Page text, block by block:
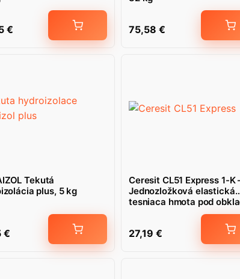
€ 75,58 €
Tekutá
plus, 5 kg
€
Ceresit CL51 Express 1-K
Jednozložková elastická
tesniaca hmota pod
27,19 €